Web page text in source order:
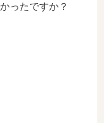
ったですか？